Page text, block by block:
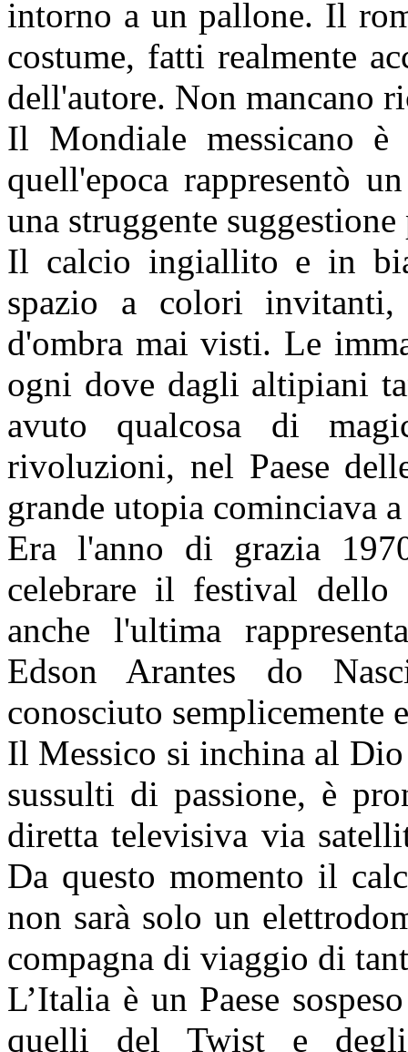
intorno a un pallone. Il
costume, fatti realmente
dell'autore. Non mancano
Il Mondiale messicano
quell'epoca rappresentò
una struggente
Il calcio ingiallito e in
spazio a colori
d'ombra mai visti. Le
ogni dove dagli altipiani
avuto qualcosa di
rivoluzioni, nel Paese
grande utopia cominciava
Era l'anno di grazia
celebrare il festival
anche l'ultima
Edson Arantes do
conosciuto semplicemente
Il Messico si inchina al
sussulti di passione, è
diretta televisiva via
Da questo momento il
non sarà solo un
compagna di viaggio di
L’Italia è un Paese
quelli del Twist e